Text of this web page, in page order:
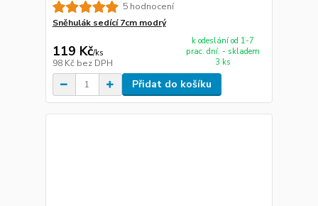
5 hodnocení
Sněhulák sedící 7cm modrý
119 Kč/ks
98 Kč bez DPH
k odeslání od 1-7
prac. dní. - skladem
3 ks
Přidat do košíku